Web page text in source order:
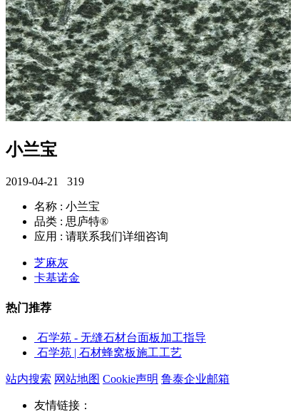
小兰宝
2019-04-21 319
名称 : 小兰宝
品类 : 思庐特®
应用 : 请联系我们详细咨询
芝麻灰
卡基诺金
热门推荐
石学苑 - 无缝石材台面板加工指导
石学苑 | 石材蜂窝板施工工艺
站内搜索 网站地图 Cookie声明 鲁泰企业邮箱
友情链接：